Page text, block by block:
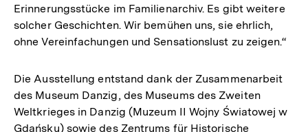
Erinnerungsstücke im Familienarchiv. Es gibt weitere
solcher Geschichten. Wir bemühen uns, sie ehrlich,
ohne Vereinfachungen und Sensationslust zu zeigen.“
Die Ausstellung entstand dank der Zusammenarbeit
des Museum Danzig, des Museums des Zweiten
Weltkrieges in Danzig (Muzeum II Wojny Światowej w
Gdańsku) sowie des Zentrums für Historische